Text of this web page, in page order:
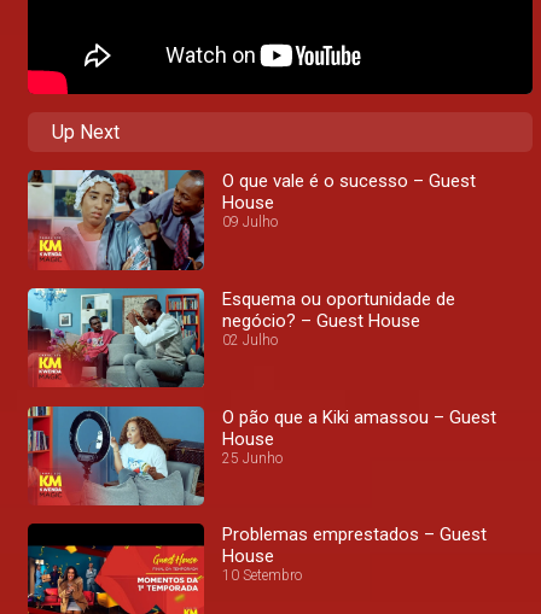
Up Next
O que vale é o sucesso – Guest
House
09 Julho
Esquema ou oportunidade de
negócio? – Guest House
02 Julho
O pão que a Kiki amassou – Guest
House
25 Junho
Problemas emprestados – Guest
House
10 Setembro